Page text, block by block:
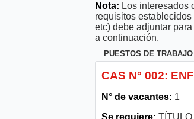
Nota: Los interesados
requisitos
etc) debe adjuntar
a continuación.
PUESTOS DE
CAS N° 002:
N° de vacantes: 1